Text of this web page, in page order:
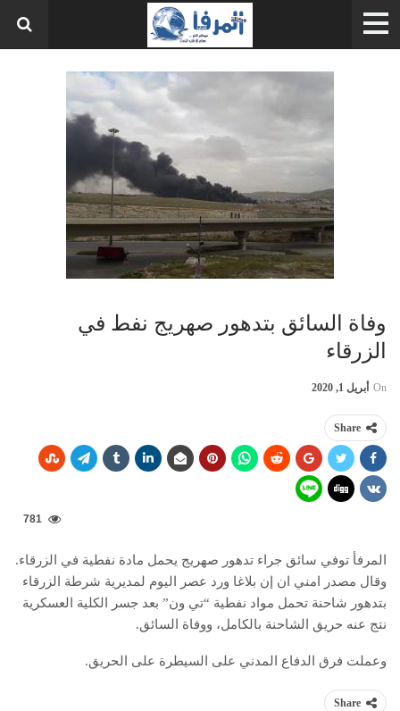
وفاة السائق بتدهور صهريج نفط في
الزرقاء
On أبريل 1, 2020
Share
781
المرفأ توفي سائق جراء تدهور صهريج يحمل مادة نفطية في الزرقاء.
وقال مصدر امني ان إن بلاغا ورد عصر اليوم لمديرية شرطة الزرقاء
بتدهور شاحنة تحمل مواد نفطية “تي ون” بعد جسر الكلية العسكرية
نتج عنه حريق الشاحنة بالكامل، ووفاة السائق.
وعملت فرق الدفاع المدني على السيطرة على الحريق.
Share